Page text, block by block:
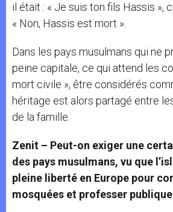
il était : « Je suis ton fils Hassis »,
« Non, Hassis est mort ».
Dans les pays musulmans qui ne
peine capitale, ce qui attend les
mort civile », être considérés
héritage est alors partagé entre
de la famille.
Zenit – Peut-on exiger une
des pays musulmans, vu que
pleine liberté en Europe pour
mosquées et professer